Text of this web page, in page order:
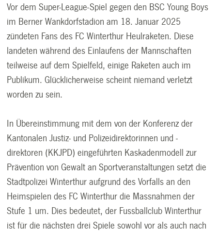
Vor dem Super-League-Spiel gegen den BSC Young Boys
im Berner Wankdorfstadion am 18. Januar 2025
zündeten Fans des FC Winterthur Heulraketen. Diese
landeten während des Einlaufens der Mannschaften
teilweise auf dem Spielfeld, einige Raketen auch im
Publikum. Glücklicherweise scheint niemand verletzt
worden zu sein.
In Übereinstimmung mit dem von der Konferenz der
Kantonalen Justiz- und Polizeidirektorinnen und -
direktoren (KKJPD) eingeführten Kaskadenmodell zur
Prävention von Gewalt an Sportveranstaltungen setzt die
Stadtpolizei Winterthur aufgrund des Vorfalls an den
Heimspielen des FC Winterthur die Massnahmen der
Stufe 1 um. Dies bedeutet, der Fussballclub Winterthur
ist für die nächsten drei Spiele sowohl vor als auch nach